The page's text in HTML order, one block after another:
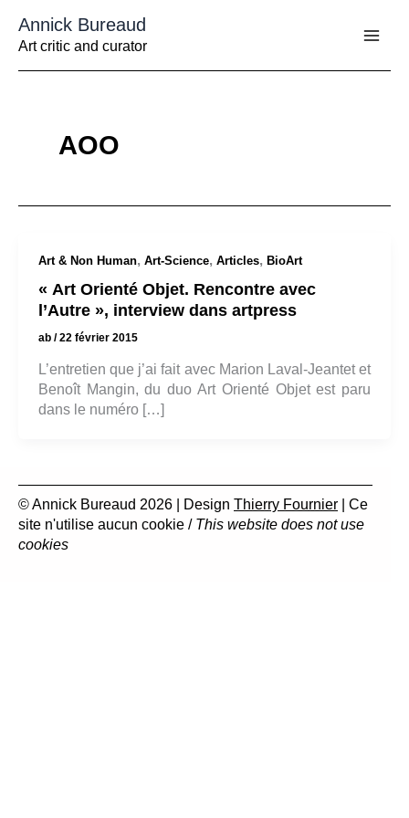
contenu
Annick Bureaud
Art critic and curator
AOO
Art & Non Human, Art-Science, Articles, BioArt
« Art Orienté Objet. Rencontre avec
l’Autre », interview dans artpress
ab /22 février 2015
L’entretien que j’ai fait avec Marion Laval-Jeantet et
Benoît Mangin, du duo Art Orienté Objet est paru
dans le numéro […]
© Annick Bureaud 2026 | Design Thierry Fournier | Ce
site n'utilise aucun cookie / This website does not use
cookies